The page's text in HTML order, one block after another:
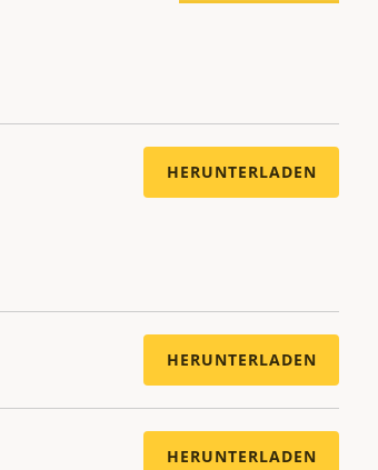
HERUNTERLADEN
HERUNTERLADEN
HERUNTERLADEN